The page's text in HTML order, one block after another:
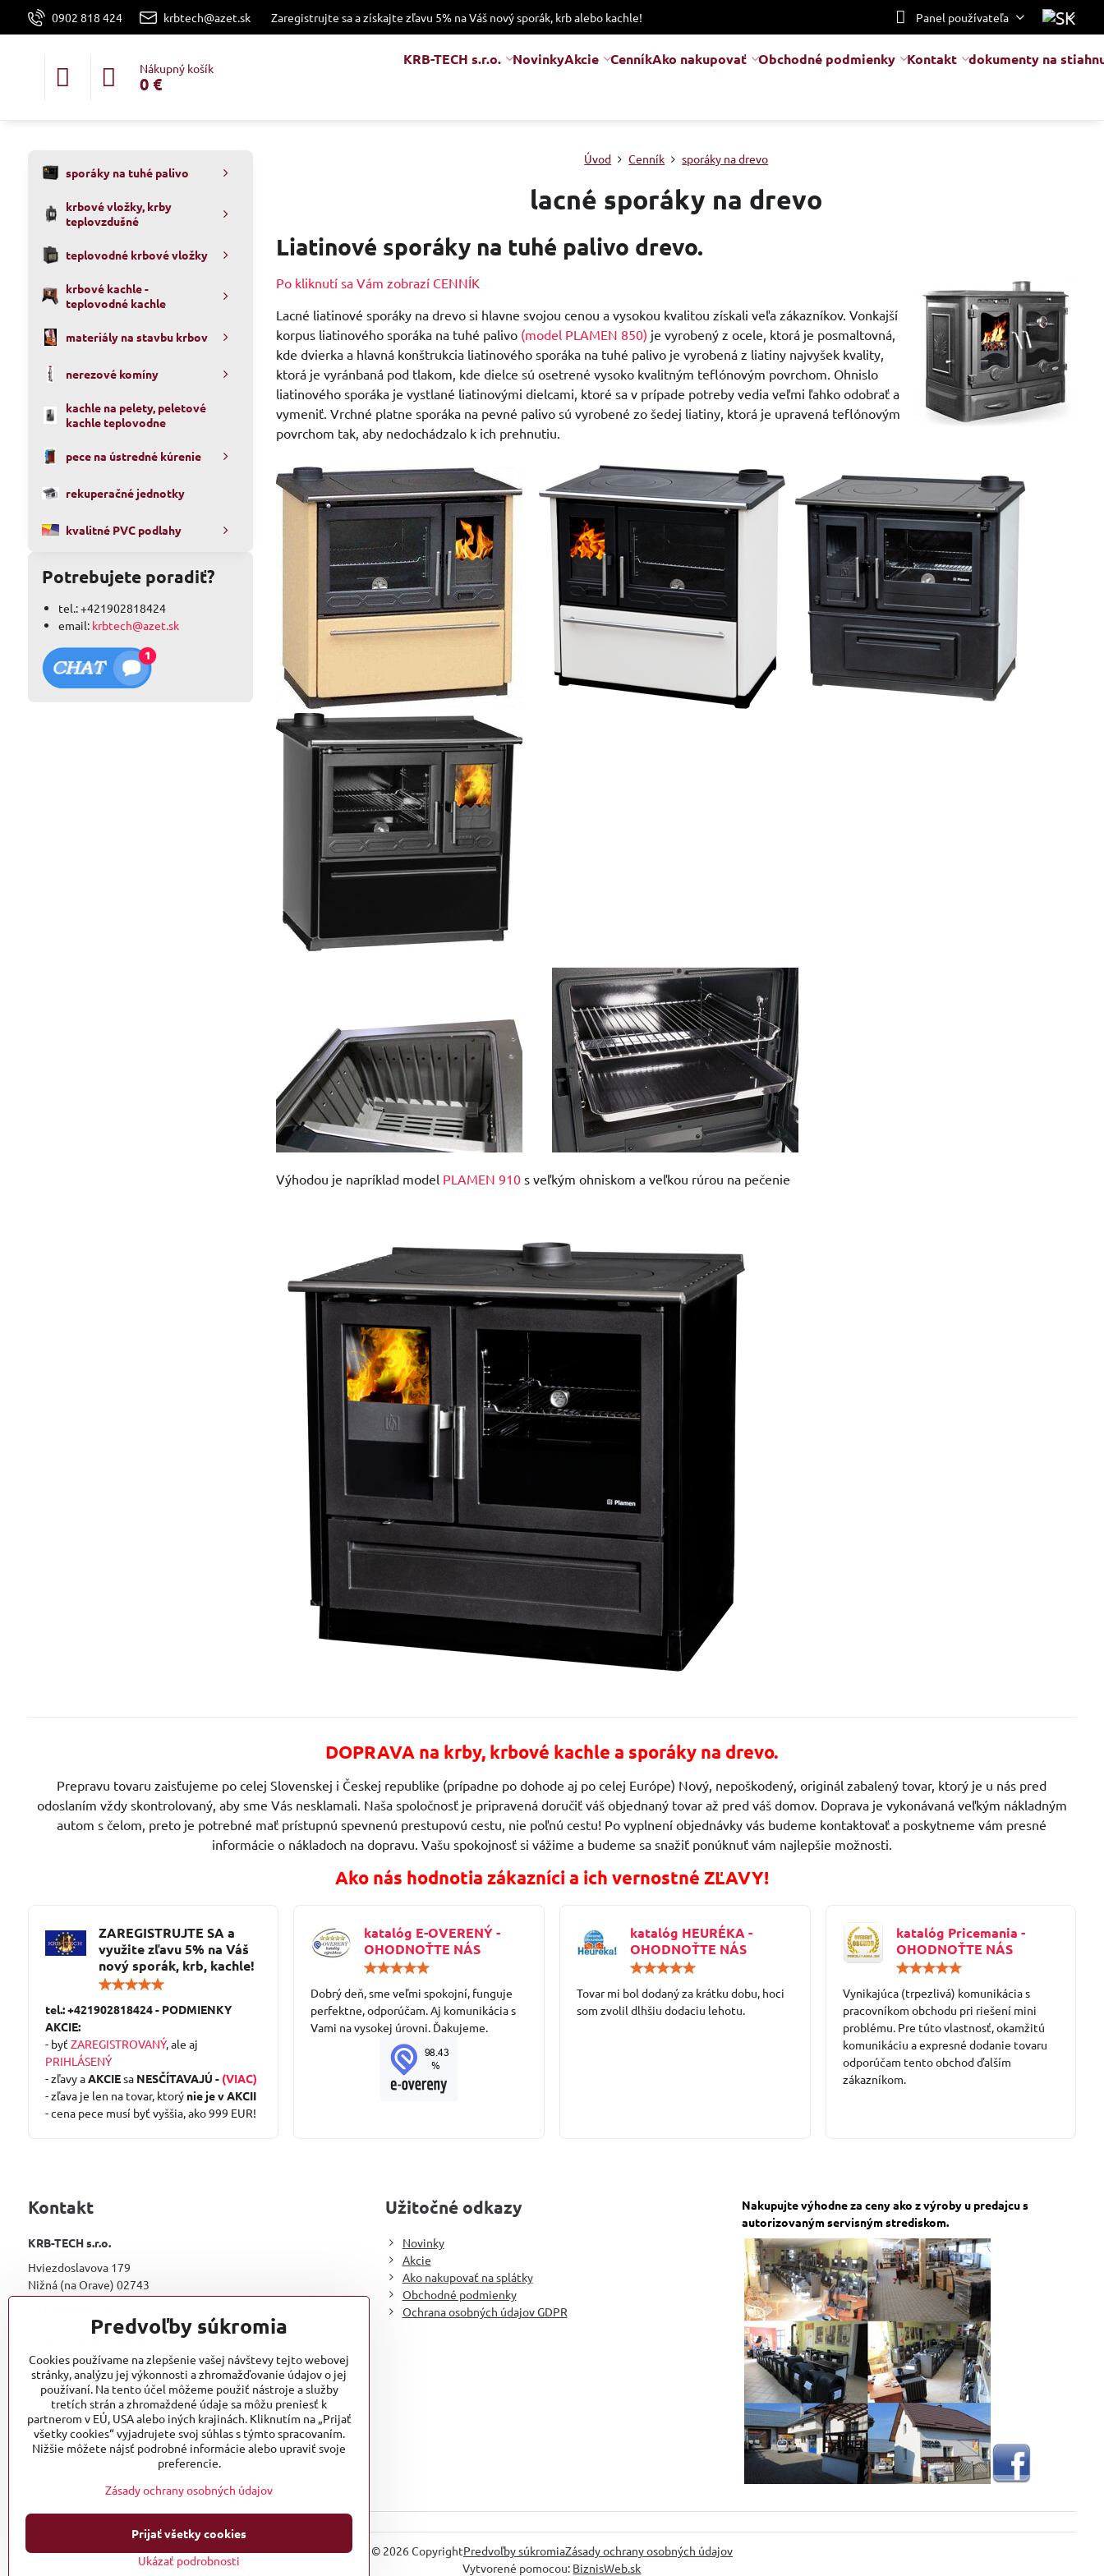
0902 818 424 krbtech@azet.sk Zaregistrujte sa a získajte zľavu 5% na Váš nový sporák, krb alebo kachle! Panel používateľa
Nákupný košík
0 €
KRB-TECH s.r.o. NovinkyAkcie CenníkAko nakupovať Obchodné podmienky Kontakt dokumenty na
Úvod Cenník sporáky na drevo
lacné sporáky na drevo
Liatinové sporáky na tuhé palivo drevo.
Po kliknutí sa Vám zobrazí CENNÍK
Lacné liatinové sporáky na drevo si hlavne svojou cenou a vysokou kvalitou získali veľa zákazníkov. Vonkajší
korpus liatinového sporáka na tuhé palivo (model PLAMEN 850) je vyrobený z ocele, ktorá je posmaltovná,
kde dvierka a hlavná konštrukcia liatinového sporáka na tuhé palivo je vyrobená z liatiny najvyšek kvality,
ktorá je vyránbaná pod tlakom, kde dielce sú osetrené vysoko kvalitným teflónovým povrchom. Ohnislo
liatinového sporáka je vystlané liatinovými dielcami, ktoré sa v prípade potreby vedia veľmi ľahko odobrať a
vymeniť. Vrchné platne sporáka na pevné palivo sú vyrobené zo šedej liatiny, ktorá je upravená teflónovým
povrchom tak, aby nedochádzalo k ich prehnutiu.
Výhodou je napríklad model PLAMEN 910 s veľkým ohniskom a veľkou rúrou na pečenie
sporáky na tuhé palivo
krbové vložky, krby
teplovzdušné
teplovodné krbové vložky
krbové kachle -
teplovodné kachle
materiály na stavbu krbov
nerezové komíny
kachle na pelety, peletové
kachle teplovodne
pece na ústredné kúrenie
rekuperačné jednotky
kvalitné PVC podlahy
Potrebujete poradiť?
tel.: +421902818424
email: krbtech@azet.sk
DOPRAVA na krby, krbové kachle a sporáky na drevo.
Prepravu tovaru zaisťujeme po celej Slovenskej i Českej republike (prípadne po dohode aj po celej Európe) Nový, nepoškodený, originál zabalený tovar, ktorý je u nás pred
odoslaním vždy skontrolovaný, aby sme Vás nesklamali. Naša spoločnosť je pripravená doručiť váš objednaný tovar až pred váš domov. Doprava je vykonávaná veľkým nákladným
autom s čelom, preto je potrebné mať prístupnú spevnenú prestupovú cestu, nie poľnú cestu! Po vyplnení objednávky vás budeme kontaktovať a poskytneme vám presné
informácie o nákladoch na dopravu. Vašu spokojnosť si vážime a budeme sa snažiť ponúknuť vám najlepšie možnosti.
Ako nás hodnotia zákazníci a ich vernostné ZĽAVY!
ZAREGISTRUJTE SA a
využite zľavu 5% na Váš
nový sporák, krb, kachle!
/
tel.: +421902818424 - PODMIENKY
AKCIE:
- byť ZAREGISTROVANÝ, ale aj
PRIHLÁSENÝ
- zľavy aAKCIEsa NESČÍTAVAJÚ - (VIAC)
- zľava je len na tovar, ktorý nie je v AKCII
- cena pece musí byť vyššia, ako 999 EUR!
katalóg E-OVERENÝ -
OHODNOŤTE NÁS
/
5
Dobrý deň, sme veľmi spokojní, funguje
perfektne, odporúčam. Aj komunikácia s
Vami na vysokej úrovni. Ďakujeme.
katalóg HEURÉKA -
OHODNOŤTE NÁS
/
5
Tovar mi bol dodaný za krátku dobu, hoci
som zvolil dlhšiu dodaciu lehotu.
katalóg Pricemania -
OHODNOŤTE NÁS
/
5
Vynikajúca (trpezlivá) komunikácia s
pracovníkom obchodu pri riešení mini
problému. Pre túto vlastnosť, okamžitú
komunikáciu a expresné dodanie tovaru
odporúčam tento obchod ďalším
zákazníkom.
Kontakt
KRB-TECH s.r.o.
Hviezdoslavova 179
Nižná (na Orave) 02743
DIČ : 2022798206
telefón: +421 (0)902 818 424
E-mail: krbtech@azet.sk
Užitočné odkazy
Novinky
Akcie
Ako nakupovať na splátky
Obchodné podmienky
Ochrana osobných údajov GDPR
Nakupujte výhodne za ceny ako z výroby u predajcu s
autorizovaným servisným strediskom.
© 2026CopyrightPredvoľby súkromiaZásady ochrany osobných údajov
Vytvorené pomocou: BiznisWeb.sk
Predvoľby súkromia
Cookies používame na zlepšenie vašej návštevy tejto webovej
stránky, analýzu jej výkonnosti a zhromažďovanie údajov o jej
používaní. Na tento účel môžeme použiť nástroje a služby
tretích strán a zhromaždené údaje sa môžu preniesť k
partnerom v EÚ, USA alebo iných krajinách. Kliknutím na „Prijať
všetky cookies“ vyjadrujete svoj súhlas s týmto spracovaním.
Nižšie môžete nájsť podrobné informácie alebo upraviť svoje
preferencie.
Zásady ochrany osobných údajov
Ukázať podrobnosti
Prijať všetky cookies